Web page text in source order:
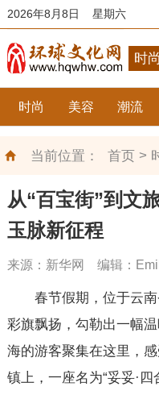
2026年8月8日 星期六
时尚
时尚 美容 潮流
当前位置： 首页>
从“百宝街”到文
玉脉新征程
来源：新华网 编辑：
春节假期，位于云南
彩旗飘扬，勾勒出一幅
海的游客聚集在这里，
镇上，一座名为“妥妥·